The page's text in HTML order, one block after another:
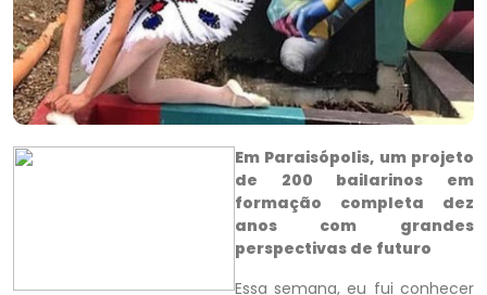
Em Paraisópolis, um projeto
de 200 bailarinos em
formação completa dez
anos com grandes
perspectivas de futuro
Essa semana, eu fui conhecer